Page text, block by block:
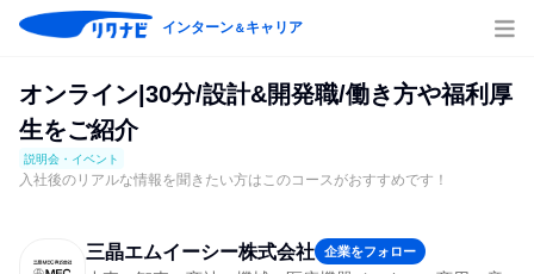
インターン＆キャリア
オンライン|30分/設計&開発職/働き方や福利厚
生をご紹介
説明会・イベント
入社後のリアルな情報を聞きたい方はこのコースがおすすめです！
三晶エムイーシー株式会社 企業をフォロー